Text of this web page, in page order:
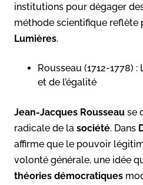
institutions pour dégager
méthode scientifique reflète
Lumières.
Rousseau (1712-1778)
et de l’égalité
Jean-Jacques Rousseau se
radicale de la société. Dans
affirme que le pouvoir
volonté générale, une idée
théories démocratiques